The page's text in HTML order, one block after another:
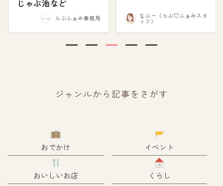
なぶー（らぶ♡ふぁみスタ
ッフ）
Gavin（らぶ♡ふぁみ公式
ブロガー）
ジャンルから記事をさがす
おでかけ イベント
おいしいお店 くらし